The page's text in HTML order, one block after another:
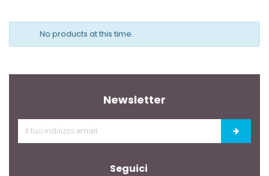
No products at this time.
Newsletter
Seguici